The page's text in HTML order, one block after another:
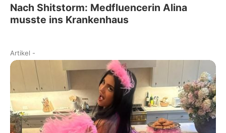
Nach Shitstorm: Medfluencerin Alina
musste ins Krankenhaus
Artikel -